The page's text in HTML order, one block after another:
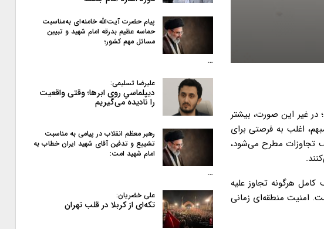
غیر این صورت، بیشتر
اغلب به فرصتی برای
تجاوزات مطرح می‌شود،
هرگونه تجاوز علیه
امنیت منطقه‌ای زمانی
پیام حضرت آیت‌الله خامنه‌ای به‌مناسبت
حماسه عظیم بدرقه امام شهید و تبیین
مسائل مهم کشور؛
…
علیرضا تسلیمی:
دیپلماسیِ روی ابرها؛ وقتی واقعیت
را نادیده می‌گیریم
رهبر معظم انقلاب در پیامی به‌ مناسبت
تشییع و تدفین آقای شهید ایران خطاب به
امام شهید امت:
…
علی خضریان:
تکه‌ای از کربلا در قلب تهران